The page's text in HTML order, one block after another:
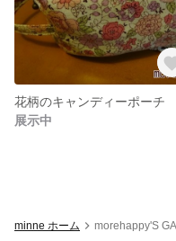
花柄のキャンディーポーチ
展示中
minne ホーム morehappy'S